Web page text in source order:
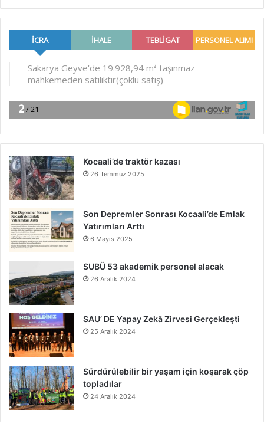
Kocaali’de traktör kazası
26 Temmuz 2025
Son Depremler Sonrası Kocaali’de Emlak
Yatırımları Arttı
6 Mayıs 2025
SUBÜ 53 akademik personel alacak
26 Aralık 2024
SAU’ DE Yapay Zekâ Zirvesi Gerçekleşti
25 Aralık 2024
Sürdürülebilir bir yaşam için koşarak çöp
topladılar
24 Aralık 2024